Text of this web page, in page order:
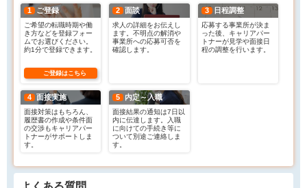
1 ご登録
ご希望の転職時期や働
き方などを登録フォー
ムでお選びください。
約1分で登録できます。
ご登録はこちら
2 面談
求人の詳細をお伝えし
ます。不明点の解消や
事業所への応募可否を
確認します。
3 日程調整
応募する事業所が決ま
った後、キャリアパー
トナーが見学や面接日
程の調整を行います。
4 面接実施
面接対策はもちろん、
履歴書の作成や条件面
の交渉もキャリアパー
トナーがサポートしま
す。
5 内定～入職
面接結果の通知は7日以
内に伝達します。入職
に向けての手続き等に
ついて別途ご連絡しま
す。